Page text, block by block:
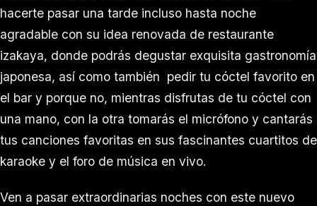
hacerte pasar una tarde incluso hasta noche
agradable con su idea renovada de restaurante
izakaya, donde podrás degustar exquisita gastronomía
japonesa, así como también pedir tu cóctel favorito en
el bar y porque no, mientras disfrutas de tu cóctel con
una mano, con la otra tomarás el micrófono y cantarás
tus canciones favoritas en sus fascinantes cuartitos de
karaoke y el foro de música en vivo.
Ven a pasar extraordinarias noches con este nuevo